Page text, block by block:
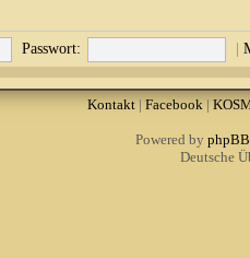
Passwort: |
Kontakt| Facebook|
Powered by phpBB
Deutsche